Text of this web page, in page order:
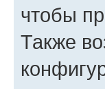
чтобы
Также